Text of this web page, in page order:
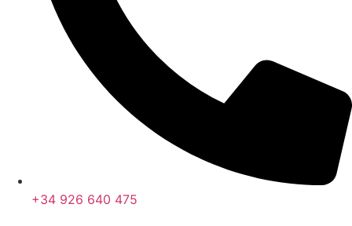
+34 926 640 475